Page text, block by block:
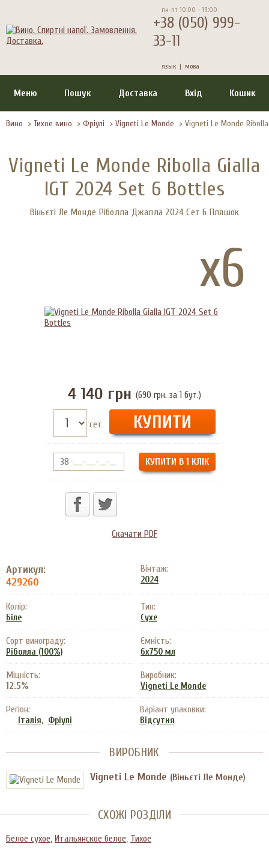
пн-пт 10:00 - 19:00
+38 (050) 999-
33-11
язык | мова
Меню Пошук Доставка Вхід Кошик
Вино > Тихое вино > Фріулі > Vigneti Le Monde > Vigneti Le Monde
Vigneti Le Monde Ribolla Gialla
IGT 2024 Set 6 Bottles
Віньєті Ле Монде Ріболла Джалла 2024 Сет 6 Пляшок
x6
4 140 грн (690 грн. за 1 бут.)
сет
КУПИТИ В 1 КЛІК
Скачати PDF
Артикул:
429260
Вінтаж:
2024
Колір:
Біле
Тип:
Сухе
Сорт винограду:
Ріболла (100%)
Ємність:
6x750 мл
Міцність:
12.5%
Виробник:
Vigneti Le Monde
Регіон:
Італія, Фріулі
Варіант упаковки:
Відсутня
ВИРОБНИК
Vigneti Le Monde (Віньєті Ле Монде)
СХОЖІ РОЗДІЛИ
Белое сухое, Итальянское белое, Тихое